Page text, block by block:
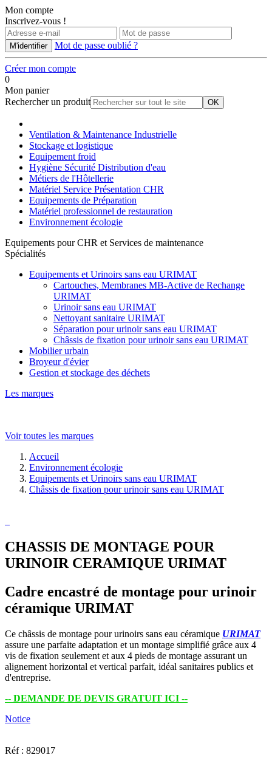
Mon compte
Inscrivez-vous !
Mot de passe oublié ?
Créer mon compte
0
Mon panier
Rechercher un produit
Ventilation & Maintenance Industrielle
Stockage et logistique
Equipement froid
Hygiène Sécurité Distribution d'eau
Métiers de l'Hôtellerie
Matériel Service Présentation CHR
Equipements de Préparation
Matériel professionnel de restauration
Environnement écologie
Equipements pour CHR et Services de maintenance
Spécialités
Equipements et Urinoirs sans eau URIMAT
Cartouches, Membranes MB-Active de Rechange
URIMAT
Urinoir sans eau URIMAT
Nettoyant sanitaire URIMAT
Séparation pour urinoir sans eau URIMAT
Châssis de fixation pour urinoir sans eau URIMAT
Mobilier urbain
Broyeur d'évier
Gestion et stockage des déchets
Les marques
Voir toutes les marques
Accueil
Environnement écologie
Equipements et Urinoirs sans eau URIMAT
Châssis de fixation pour urinoir sans eau URIMAT
CHASSIS DE MONTAGE POUR
URINOIR CERAMIQUE URIMAT
Cadre encastré de montage pour urinoir
céramique URIMAT
Ce châssis de montage pour urinoirs sans eau céramique URIMAT
assure une parfaite adaptation et un montage simplifié grâce aux 4
vis de fixation seulement et aux 4 pieds de montage assurant un
alignement horizontal et vertical parfait, idéal sanitaires publics et
d'entreprise.
-- DEMANDE DE DEVIS GRATUIT ICI --
Notice
Réf : 829017